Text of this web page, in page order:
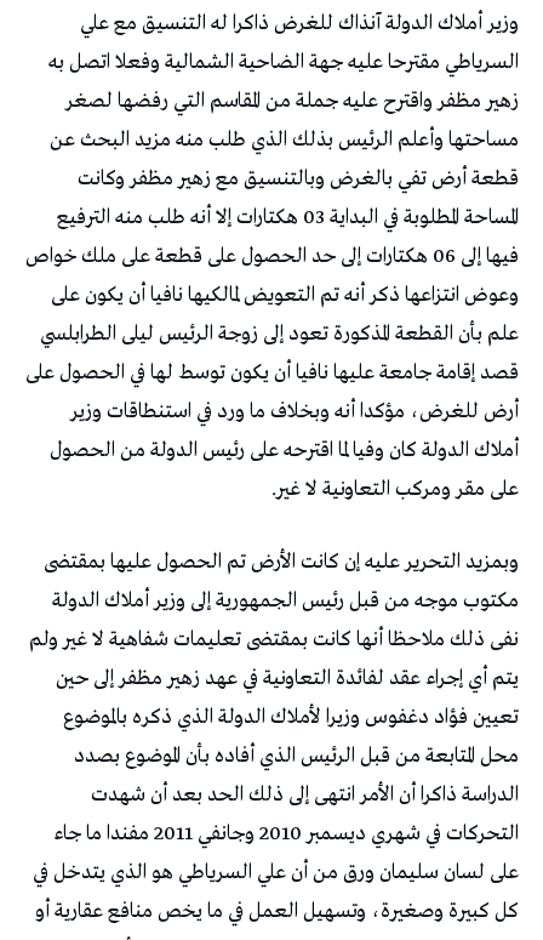
وزير أملاك الدولة آنذاك للغرض ذاكرا له التنسيق مع علي
السرياطي مقترحا عليه جهة الضاحية الشمالية وفعلا اتصل به
زهير مظفر واقترح عليه جملة من المقاسم التي رفضها لصغر
مساحتها وأعلم الرئيس بذلك الذي طلب منه مزيد البحث عن
قطعة أرض تفي بالغرض وبالتنسيق مع زهير مظفر وكانت
المساحة المطلوبة في البداية 03 هكتارات إلا أنه طلب منه الترفيع
فيها إلى 06 هكتارات إلى حد الحصول على قطعة على ملك خواص
وعوض انتزاعها ذكر أنه تم التعويض لمالكيها نافيا أن يكون على
علم بأن القطعة المذكورة تعود إلى زوجة الرئيس ليلى الطرابلسي
قصد إقامة جامعة عليها نافيا أن يكون توسط لها في الحصول على
أرض للغرض، مؤكدا أنه وبخلاف ما ورد في استنطاقات وزير
أملاك الدولة كان وفيا لما اقترحه على رئيس الدولة من الحصول
على مقر ومركب التعاونية لا غير.
وبمزيد التحرير عليه إن كانت الأرض تم الحصول عليها بمقتضى
مكتوب موجه من قبل رئيس الجمهورية إلى وزير أملاك الدولة
نفى ذلك ملاحظا أنها كانت بمقتضى تعليمات شفاهية لا غير ولم
يتم أي إجراء عقد لفائدة التعاونية في عهد زهير مظفر إلى حين
تعيين فؤاد دغفوس وزيرا لأملاك الدولة الذي ذكره بالموضوع
محل المتابعة من قبل الرئيس الذي أفاده بأن الموضوع بصدد
الدراسة ذاكرا أن الأمر انتهى إلى ذلك الحد بعد أن شهدت
التحركات في شهري ديسمبر 2010 وجانفي 2011 مفندا ما جاء
على لسان سليمان ورق من أن علي السرياطي هو الذي يتدخل في
كل كبيرة وصغيرة، وتسهيل العمل في ما يخص منافع عقارية أو